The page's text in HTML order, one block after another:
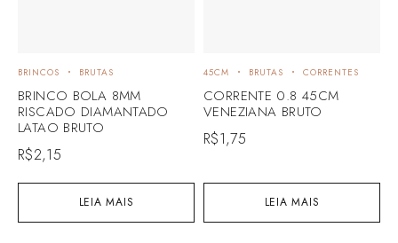
LEIA MAIS
BRINCOS BRUTAS
BRINCO BOLA 8MM
RISCADO DIAMANTADO
LATAO BRUTO
R$2,15
LEIA MAIS
45CM BRUTAS CORRENTES
CORRENTE 0.8 45CM
VENEZIANA BRUTO
R$1,75